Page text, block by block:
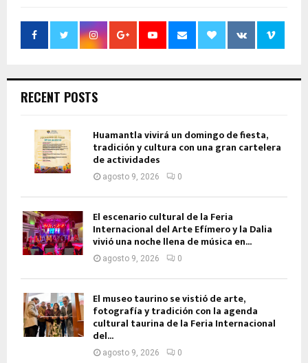
RECENT POSTS
Huamantla vivirá un domingo de fiesta,
tradición y cultura con una gran cartelera
de actividades
agosto 9, 2026 0
El escenario cultural de la Feria
Internacional del Arte Efímero y la Dalia
vivió una noche llena de música en...
agosto 9, 2026 0
El museo taurino se vistió de arte,
fotografía y tradición con la agenda
cultural taurina de la Feria Internacional
del...
agosto 9, 2026 0